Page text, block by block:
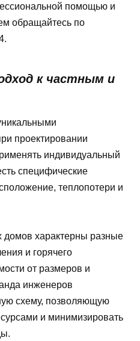
помощью и
обращайтесь по
к частным и
проектировании
индивидуальный
специфические
теплопотери и
домов характерны разные
и горячего
от размеров и
инженеров
схему, позволяющую
и минимизировать